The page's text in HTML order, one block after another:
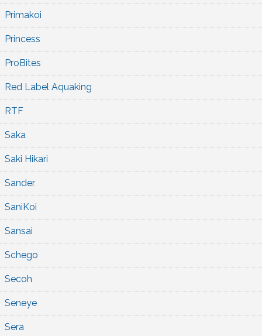
Primakoi
Princess
ProBites
Red Label Aquaking
RTF
Saka
Saki Hikari
Sander
SaniKoi
Sansai
Schego
Secoh
Seneye
Sera